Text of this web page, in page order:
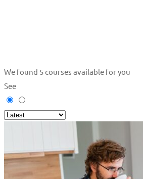
We found 5courses available for you
See